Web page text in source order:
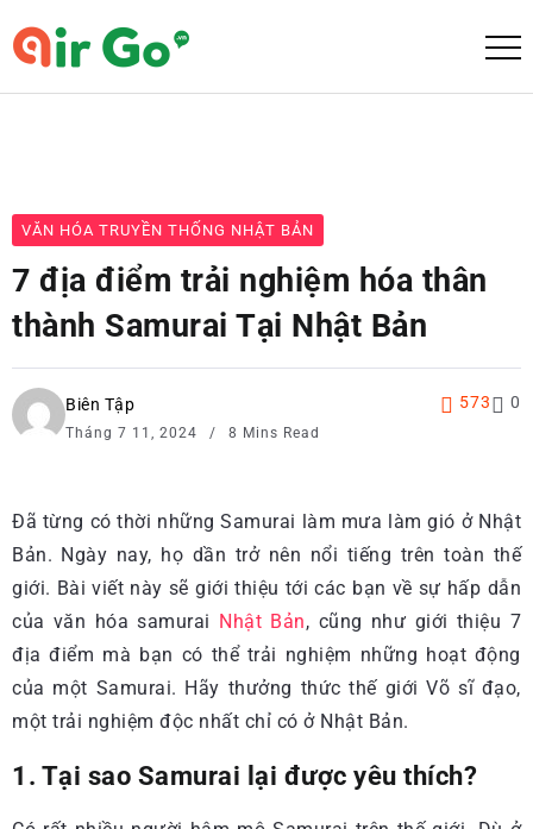
VĂN HÓA TRUYỀN THỐNG NHẬT BẢN
7 địa điểm trải nghiệm hóa thân
thành Samurai Tại Nhật Bản
Biên Tập
Tháng 7 11, 2024 8 Mins Read
573 0
Đã từng có thời những Samurai làm mưa làm gió ở Nhật
Bản. Ngày nay, họ dần trở nên nổi tiếng trên toàn thế
giới. Bài viết này sẽ giới thiệu tới các bạn về sự hấp dẫn
của văn hóa samurai Nhật Bản, cũng như giới thiệu 7
địa điểm mà bạn có thể trải nghiệm những hoạt động
của một Samurai. Hãy thưởng thức thế giới Võ sĩ đạo,
một trải nghiệm độc nhất chỉ có ở Nhật Bản.
1. Tại sao Samurai lại được yêu thích?